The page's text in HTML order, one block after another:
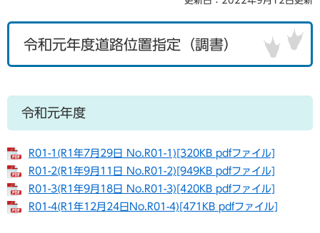
令和元年度道路位置指定（調書）
令和元年度
R01-1(R1年7月29日 No.R01-1)[320KB pdfファイル]
R01-2(R1年9月11日 No.R01-2)[949KB pdfファイル]
R01-3(R1年9月18日 No.R01-3)[420KB pdfファイル]
R01-4(R1年12月24日No.R01-4)[471KB pdfファイル]